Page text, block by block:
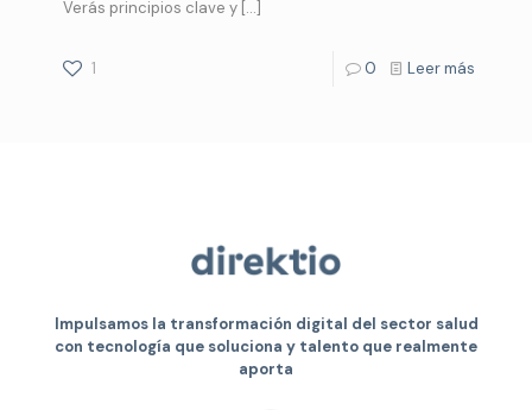
Verás principios clave y […]
1 0 Leer más
Impulsamos la transformación digital del sector salud
con tecnología que soluciona y talento que realmente
aporta